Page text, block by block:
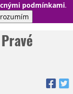
podmínkami.
rozumím
PŘIHLÁSIT